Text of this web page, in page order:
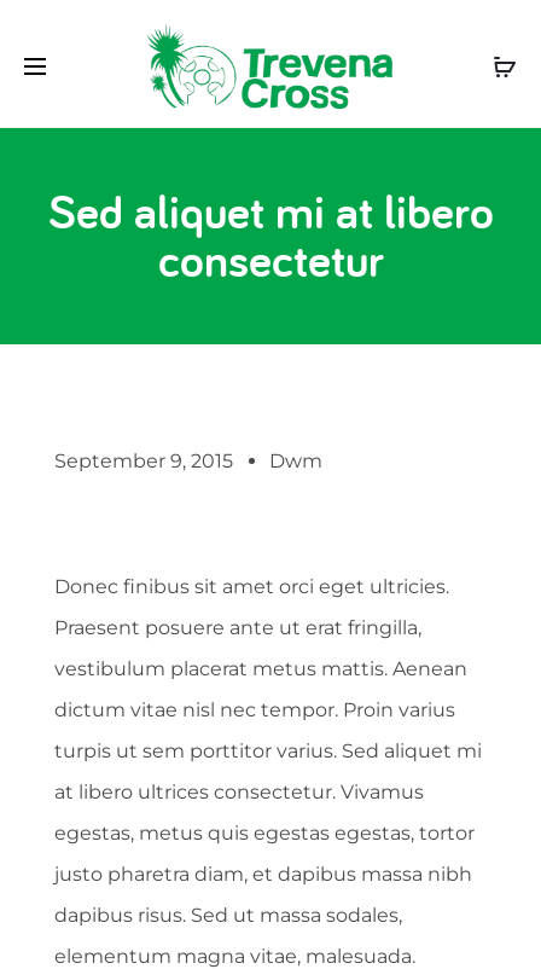
Sed aliquet mi at libero
consectetur
September 9, 2015 Dwm
Donec finibus sit amet orci eget ultricies.
Praesent posuere ante ut erat fringilla,
vestibulum placerat metus mattis. Aenean
dictum vitae nisl nec tempor. Proin varius
turpis ut sem porttitor varius. Sed aliquet mi
at libero ultrices consectetur. Vivamus
egestas, metus quis egestas egestas, tortor
justo pharetra diam, et dapibus massa nibh
dapibus risus. Sed ut massa sodales,
elementum magna vitae, malesuada.